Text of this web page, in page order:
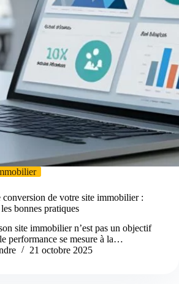
de votre site immobilier :
bonnes pratiques
site immobilier n’est pas un objectif
performance se mesure à la…
21 octobre 2025